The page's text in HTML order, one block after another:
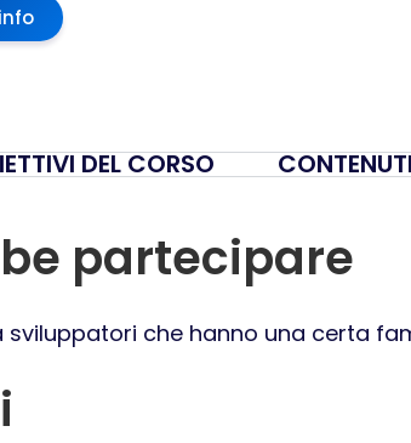
DEL CORSO
partecipare
che hanno una certa